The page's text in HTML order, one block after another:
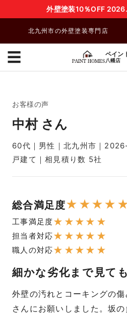
外壁塗装10％OFF
北九州市の外壁塗装専門店
ペイン
八幡店
☰
お客様の声
中村 さん
60代｜男性｜北九州市｜
戸建て｜相見積り数 5社
総合満足度★ ★★★
工事満足度★ ★ ★ ★ ★
担当者対応★ ★ ★ ★ ★
職人の対応★ ★ ★ ★ ★
細かな劣化まで見て
外壁の汚れとコーキングの
さんにお願いしました。坂